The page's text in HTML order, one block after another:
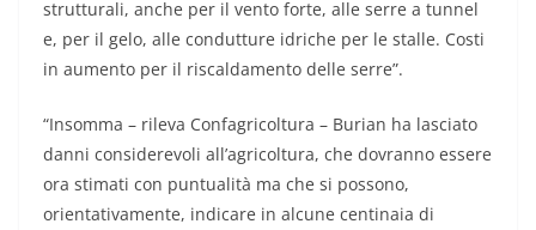
strutturali, anche per il vento forte, alle serre a tunnel
e, per il gelo, alle condutture idriche per le stalle. Costi
in aumento per il riscaldamento delle serre”.
“Insomma – rileva Confagricoltura – Burian ha lasciato
danni considerevoli all’agricoltura, che dovranno essere
ora stimati con puntualità ma che si possono,
orientativamente, indicare in alcune centinaia di